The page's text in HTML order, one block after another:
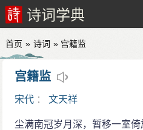
诗词学典
首页 » 诗词 » 宫籍监
宫籍监
宋代 ：文天祥
尘满南冠岁月深，暂移一室倚